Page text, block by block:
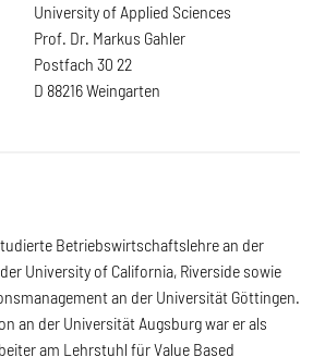
University of Applied Sciences
Prof. Dr. Markus Gahler
Postfach 30 22
D 88216 Weingarten
Betriebswirtschaftslehre an der
University of California, Riverside sowie
an der Universität Göttingen.
an der Universität Augsburg war er als
am Lehrstuhl für Value Based